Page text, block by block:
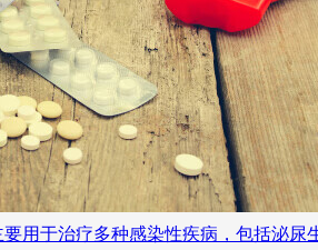
用于治疗多种感染性疾病，包括泌